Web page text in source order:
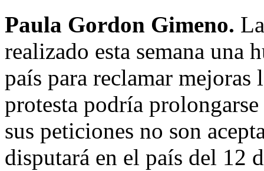
Paula Gordon Gimeno.
realizado esta semana una
país para reclamar
protesta podría
sus peticiones no son
disputará en el país del 12